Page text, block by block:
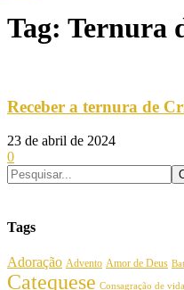
Tag: Ternura
Receber a ternura de
23 de abril de 2024
0
Tags
Adoração Advento Amor de Deus
Catequese Consagração de vida